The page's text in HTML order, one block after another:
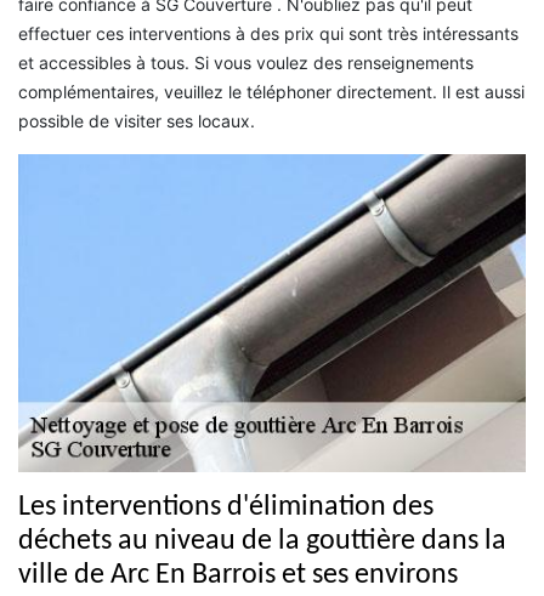
faire confiance à SG Couverture . N'oubliez pas qu'il peut
effectuer ces interventions à des prix qui sont très intéressants
et accessibles à tous. Si vous voulez des renseignements
complémentaires, veuillez le téléphoner directement. Il est aussi
possible de visiter ses locaux.
Les interventions d'élimination des
déchets au niveau de la gouttière dans la
ville de Arc En Barrois et ses environs